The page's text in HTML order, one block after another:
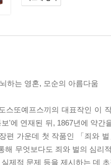
하는 영혼, 모순의 아름다움
스또예프스끼의 대표작인 이
'에 연재된 뒤, 1867년에 약
편 가운데 첫 작품인 「죄와
해 무엇보다도 죄와 벌의 심리
제적 문제 등을 제시하는 데